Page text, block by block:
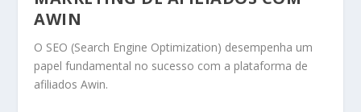
AWIN
O SEO (Search Engine Optimization) desempenha um
papel fundamental no sucesso com a plataforma de
afiliados Awin.